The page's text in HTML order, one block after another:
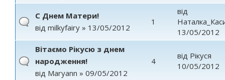
С Днем Матери!
від milkyfairy » 13/05/2012
1
від
13/05/2012
Вітаємо Рікусю з днем
народження!
від Maryann » 09/05/2012
4
від Рікуся
10/05/2012